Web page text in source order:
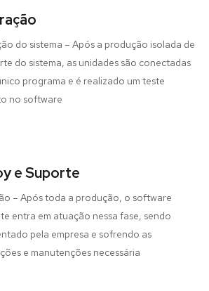
do sistema – Após a produção isolada de
do sistema, as unidades são conectadas
programa e é realizado um teste
no software
e Suporte
– Após toda a produção, o software
entra em atuação nessa fase, sendo
pela empresa e sofrendo as
e manutenções necessária